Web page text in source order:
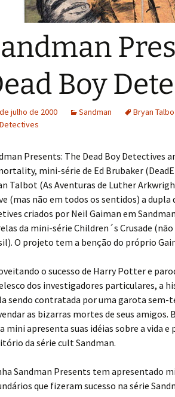
Boy
julho de 2000 Sandman Bryan
Presents: The Dead Boy Detectives
mini-série de Ed Brubaker
Talbot (As Aventuras de Luther
(mas não em todos os sentidos) a dupla
criados por Neil Gaiman em
da mini-série Children´s Crusade
O projeto tem a benção do próprio
o sucesso de Harry Potter e
dos investigadores particulares, a
sendo contratada por uma garota sem-
as bizarras mortes de seus amigos.
mini apresenta suas idéias sobre a vida e
da série cult Sandman.
Sandman Presents tem apresentado
que fizeram sucesso na série